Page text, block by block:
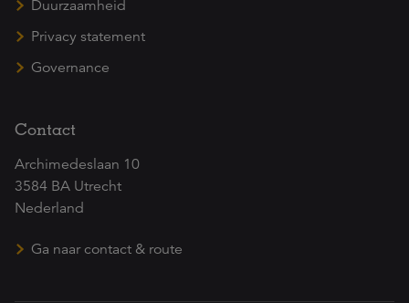
Duurzaamheid
Privacy statement
Governance
Contact
Archimedeslaan 10
3584 BA Utrecht
Nederland
Ga naar contact & route